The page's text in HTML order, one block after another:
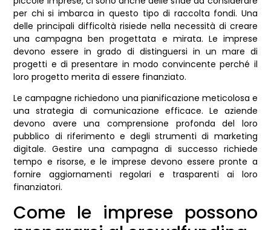
per chi si imbarca in questo tipo di raccolta fondi. Una
delle principali difficoltà risiede nella necessità di creare
una campagna ben progettata e mirata. Le imprese
devono essere in grado di distinguersi in un mare di
progetti e di presentare in modo convincente perché il
loro progetto merita di essere finanziato.
Le campagne richiedono una pianificazione meticolosa e
una strategia di comunicazione efficace. Le aziende
devono avere una comprensione profonda del loro
pubblico di riferimento e degli strumenti di marketing
digitale. Gestire una campagna di successo richiede
tempo e risorse, e le imprese devono essere pronte a
fornire aggiornamenti regolari e trasparenti ai loro
finanziatori.
Come le imprese possono